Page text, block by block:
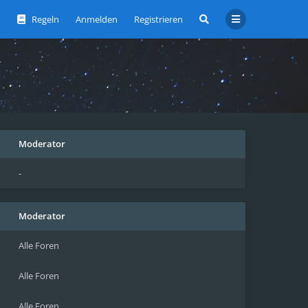
Regeln Anmelden Registrieren
Moderator
-
Moderator
Alle Foren
Alle Foren